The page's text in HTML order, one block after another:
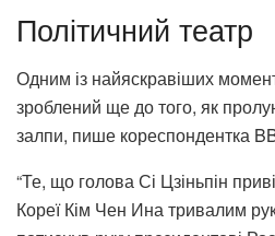
Політичний театр
Одним із найяскравіших
зроблений ще до того, як
залпи, пише кореспондентка
“Те, що голова Сі Цзіньпін
Кореї Кім Чен Ина тривалим